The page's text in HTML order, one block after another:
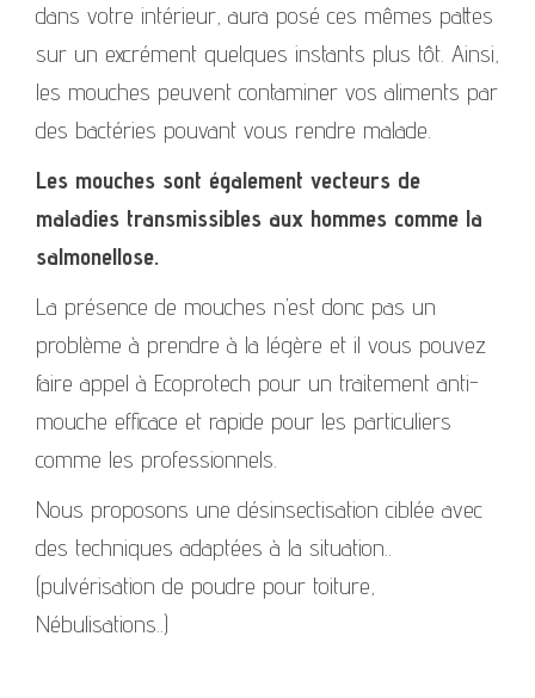
dans votre intérieur, aura posé ces mêmes pattes
sur un excrément quelques instants plus tôt. Ainsi,
les mouches peuvent contaminer vos aliments par
des bactéries pouvant vous rendre malade.
Les mouches sont également vecteurs de
maladies transmissibles aux hommes comme la
salmonellose.
La présence de mouches n’est donc pas un
problème à prendre à la légère et il vous pouvez
faire appel à Ecoprotech pour un traitement anti-
mouche efficace et rapide pour les particuliers
comme les professionnels.
Nous proposons une désinsectisation ciblée avec
des techniques adaptées à la situation..
(pulvérisation de poudre pour toiture,
Nébulisations..)